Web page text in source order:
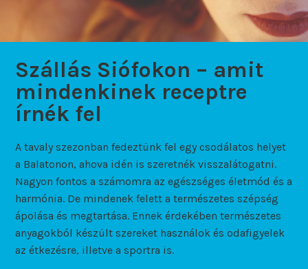
Szállás Siófokon – amit
mindenkinek receptre
írnék fel
A tavaly szezonban fedeztünk fel egy csodálatos helyet
a Balatonon, ahova idén is szeretnék visszalátogatni.
Nagyon fontos a számomra az egészséges életmód és a
harmónia. De mindenek felett a természetes szépség
ápolása és megtartása. Ennek érdekében természetes
anyagokból készült szereket használok és odafigyelek
az étkezésre, illetve a sportra is.